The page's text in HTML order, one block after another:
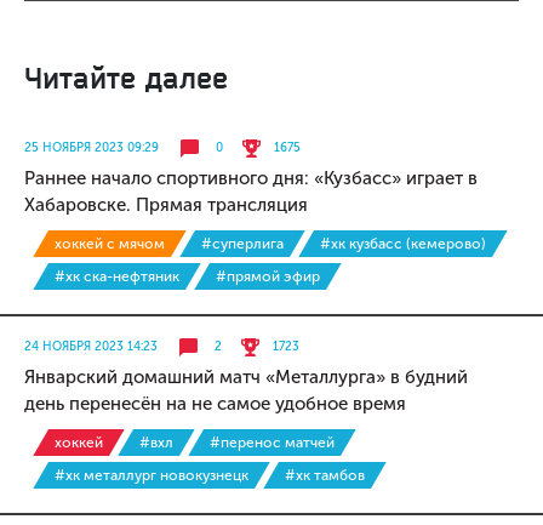
Читайте далее
25 НОЯБРЯ 2023 09:29 0 1675
Раннее начало спортивного дня: «Кузбасс» играет в
Хабаровске. Прямая трансляция
хоккей с мячом #суперлига
#хк кузбасс (кемерово)
#хк ска-нефтяник
#прямой эфир
24 НОЯБРЯ 2023 14:23 2 1723
Январский домашний матч «Металлурга» в будний
день перенесён на не самое удобное время
хоккей #вхл
#перенос матчей
#хк металлург новокузнецк
#хк тамбов